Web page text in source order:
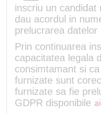
inscriu un candidat
dau acordul in
prelucrarea datelor
Prin continuarea
capacitatea legala
consimtamant si
furnizate sunt
furnizate sa fie
GDPR disponibile